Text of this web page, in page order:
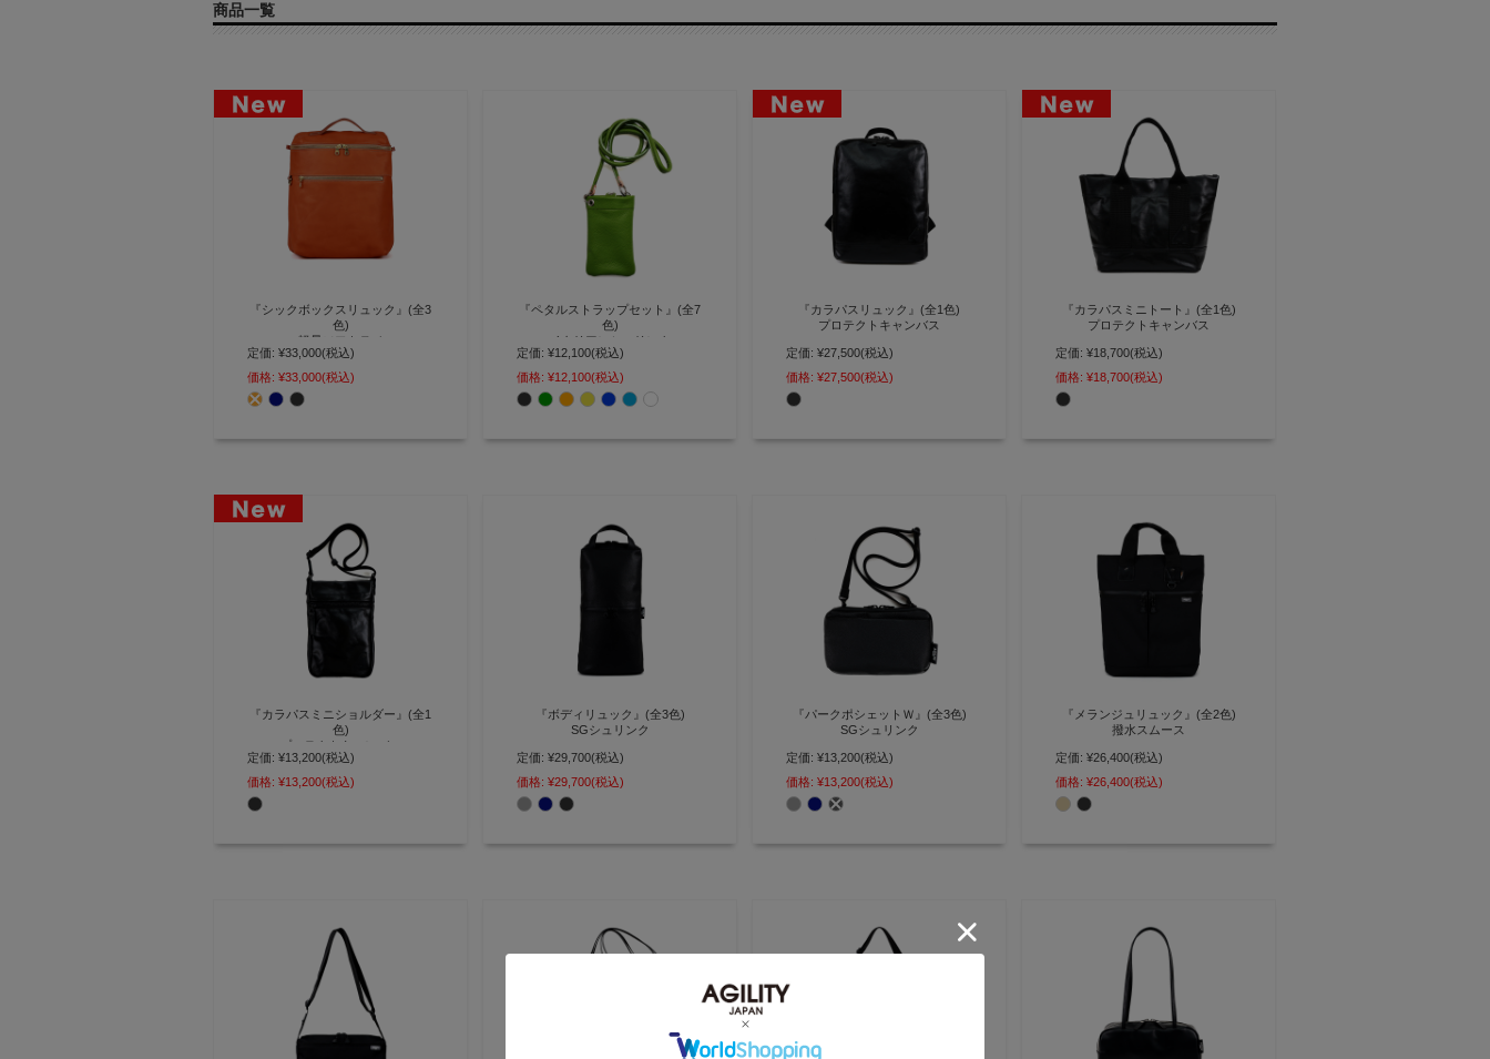
商品一覧
『シックボックスリュック』(全3
色)
軽量ソフトヌメ
A4ファイルや13インチPCが収ま
るコンパクトな軽量リュックサッ
ク【AGILITY affa(アジリティ ア
定価: ¥33,000(税込)
価格: ¥33,000(税込)
『ペタルストラップセット』(全7
色)
イタリアンシュリンク
毎日身につけたいスマホの特等
席 スマホショルダーストラップ
セット【AGILITY affa(アジリティ
定価: ¥12,100(税込)
価格: ¥12,100(税込)
『カラパスリュック』(全1色)
プロテクトキャンバス
ランドセル素材と同等スペックの
強素材 傷・水にも強いB4リュッ
クサック【AGILITY affa(アジリテ
定価: ¥27,500(税込)
価格: ¥27,500(税込)
『カラパスミニトート』(全1色)
プロテクトキャンバス
ランドセル素材と同等スペックの
強素材 傷・水にも強いミニトート
バッグ【AGILITY affa(アジリティ
定価: ¥18,700(税込)
価格: ¥18,700(税込)
『カラパスミニショルダー』(全1
色)
プロテクトキャンバス
ランドセル素材と同等スペックの
強素材 傷・水にも強いミニショル
ダー【AGILITY affa(アジリティ
定価: ¥13,200(税込)
価格: ¥13,200(税込)
『ボディリュック』(全3色)
SGシュリンク
「ボディ・手持ち・リュック」と
スタイルを変更できる 小さく軽い
3wayバッグ【AGILITY affa(アジ
リティ アッファ)】(0579)
定価: ¥29,700(税込)
価格: ¥29,700(税込)
『パークポシェットＷ』(全3色)
SGシュリンク
お財布機能に特化したミニバッグ
身軽な大人の手ぶらミニショルダ
ー 撥水ver.【AGILITY affa(アジリ
ティ アッファ)】(0558)
定価: ¥13,200(税込)
価格: ¥13,200(税込)
『メランジュリュック』(全2色)
撥水スムース
ヘルメットバッグからインスピレ
ーションを得た2way仕様のトー
ト＆リュック【AGILITY affa(アジ
リティ アッファ)】(0746)
定価: ¥26,400(税込)
価格: ¥26,400(税込)